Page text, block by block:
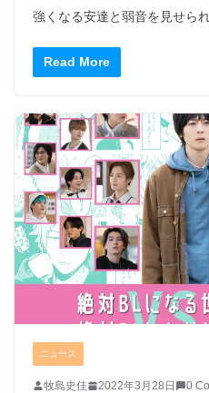
強くなる安達と弱音を見せ
Read More
ニュース
牧島史佳 2022年3月28日
0